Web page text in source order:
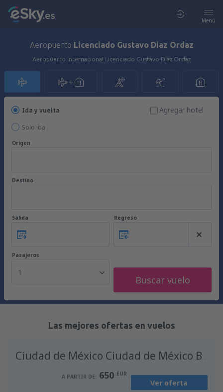
Menú
Aeropuerto Licenciado Gustavo Diaz Ordaz
Aeropuerto Internacional Licenciado Gustavo Díaz Ordaz
Ida y vuelta
Solo ida
Agregar hotel
Origen
Destino
Salida Regreso
Pasajeros
1
Buscar vuelo
Las mejores ofertas en vuelos
A PARTIR DE: 650 EUR
Ver oferta